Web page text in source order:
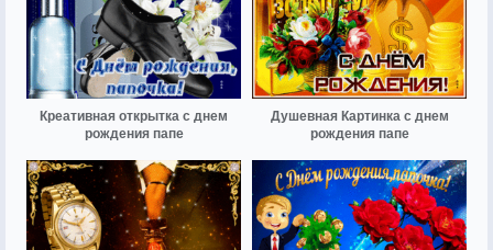
Креативная открытка с днем
рождения папе
Душевная Картинка с днем
рождения папе